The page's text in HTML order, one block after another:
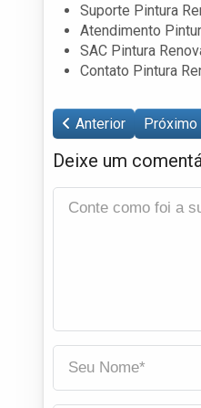
Suporte Pintura
Atendimento
SAC Pintura
Contato Pintura
Anterior Próximo
Deixe um